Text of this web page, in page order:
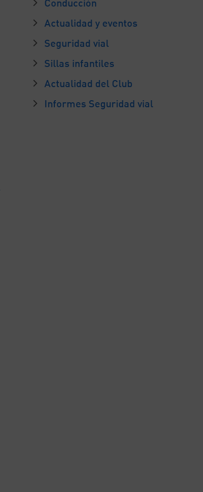
Conducción
Actualidad y eventos
Seguridad vial
Sillas infantiles
Actualidad del Club
Informes Seguridad vial